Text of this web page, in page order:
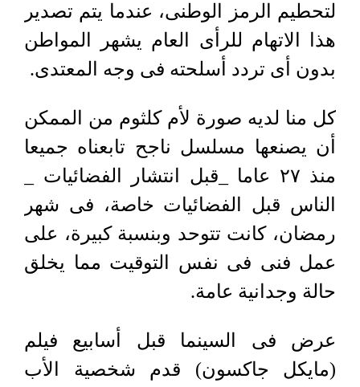
لتحطيم الرمز الوطنى، عندما يتم تصدير
هذا الاتهام للرأى العام يشهر المواطن
بدون أى تردد أسلحته فى وجه المعتدى.
كل منا لديه صورة لأم كلثوم من الممكن
أن يصنعها مسلسل ناجح تابعناه جميعا
منذ ٢٧ عاما _قبل انتشار الفضائيات _
الناس قبل الفضائيات خاصة، فى شهر
رمضان، كانت تتوحد وبنسبة كبيرة، على
عمل فنى فى نفس التوقيت مما يخلق
حالة وجدانية عامة.
عرض فى السينما قبل أسابيع فيلم
(مايكل جاكسون) قدم شخصية الأب